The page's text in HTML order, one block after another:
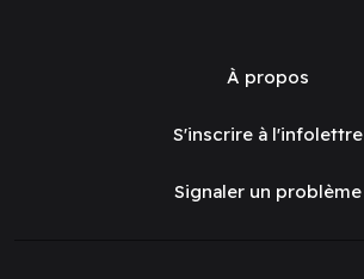
À propos
S'inscrire à l'infolettre
Signaler un problème